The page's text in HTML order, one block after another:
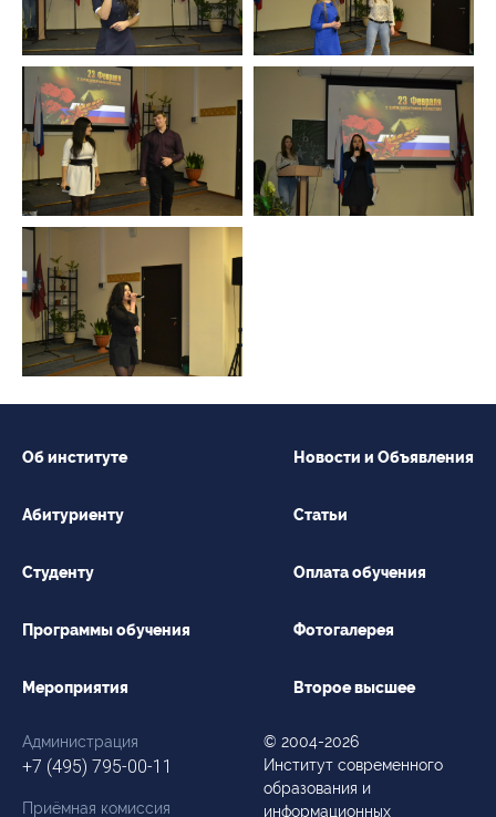
Об институте
Абитуриенту
Студенту
Программы обучения
Мероприятия
Новости и Объявления
Статьи
Оплата обучения
Фотогалерея
Второе высшее
Администрация
+7 (495) 795-00-11
Приёмная комиссия
© 2004-2026
Институт современного
образования и
информационных